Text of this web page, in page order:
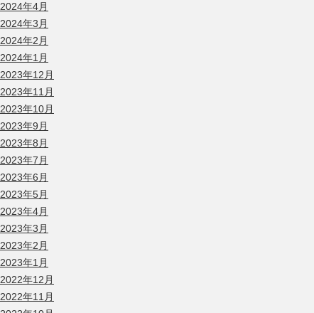
2024年4月
2024年3月
2024年2月
2024年1月
2023年12月
2023年11月
2023年10月
2023年9月
2023年8月
2023年7月
2023年6月
2023年5月
2023年4月
2023年3月
2023年2月
2023年1月
2022年12月
2022年11月